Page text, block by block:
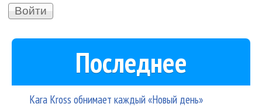
Последнее
Kara Kross обнимает каждый «Новый день»